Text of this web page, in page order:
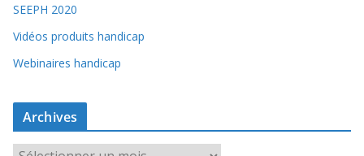
SEEPH 2020
Vidéos produits handicap
Webinaires handicap
Archives